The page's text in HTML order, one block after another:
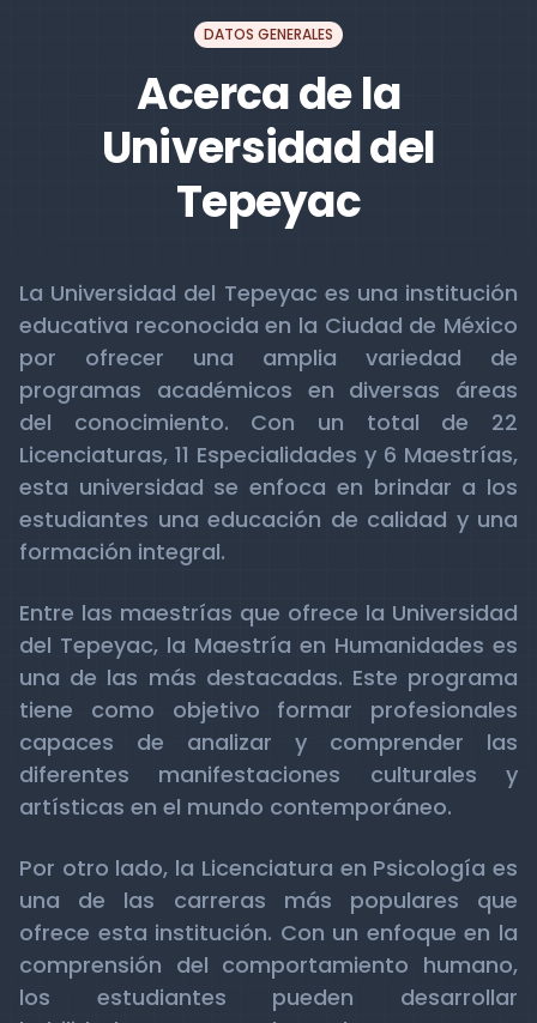
DATOS GENERALES
Acerca de la
Universidad del
Tepeyac
La Universidad del Tepeyac es una institución
educativa reconocida en la Ciudad de México
por ofrecer una amplia variedad de
programas académicos en diversas áreas
del conocimiento. Con un total de 22
Licenciaturas, 11 Especialidades y 6 Maestrías,
esta universidad se enfoca en brindar a los
estudiantes una educación de calidad y una
formación integral.
Entre las maestrías que ofrece la Universidad
del Tepeyac, la Maestría en Humanidades es
una de las más destacadas. Este programa
tiene como objetivo formar profesionales
capaces de analizar y comprender las
diferentes manifestaciones culturales y
artísticas en el mundo contemporáneo.
Por otro lado, la Licenciatura en Psicología es
una de las carreras más populares que
ofrece esta institución. Con un enfoque en la
comprensión del comportamiento humano,
los estudiantes pueden desarrollar